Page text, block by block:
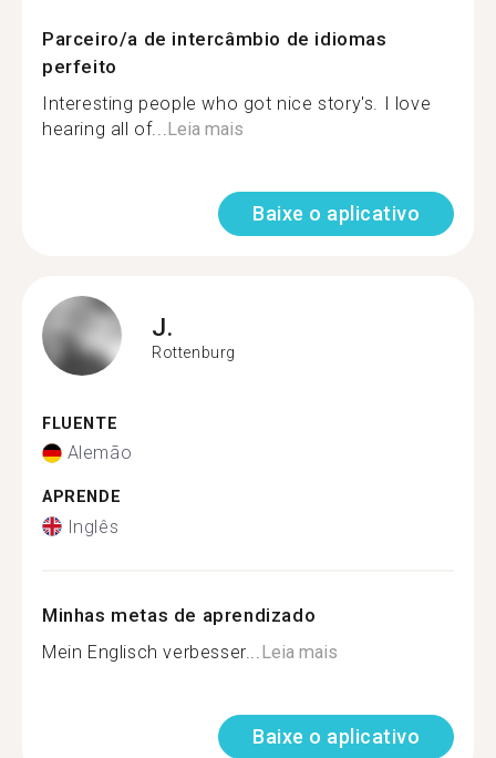
Parceiro/a de intercâmbio de idiomas
perfeito
Interesting people who got nice story's. I love
hearing all of... Leia mais
Baixe o aplicativo
J.
Rottenburg
FLUENTE
Alemão
APRENDE
Inglês
Minhas metas de aprendizado
Mein Englisch verbesser... Leia mais
Baixe o aplicativo